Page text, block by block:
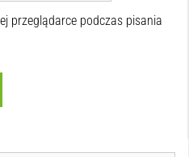
przeglądarce podczas pisania